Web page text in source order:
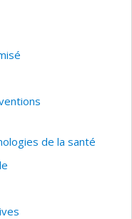
de la santé